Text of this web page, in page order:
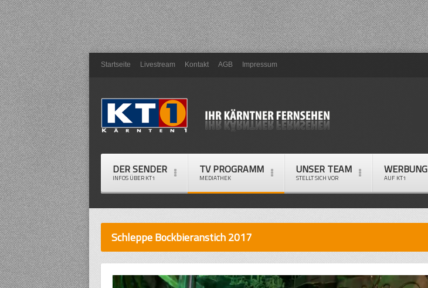
Startseite Livestream Kontakt AGB Impressum
DER SENDER
INFOS ÜBER KT1
TV PROGRAMM
MEDIATHEK
UNSER TEAM
STELLT SICH VOR
WERBUNG
AUF KT1
Schleppe Bockbieranstich 2017